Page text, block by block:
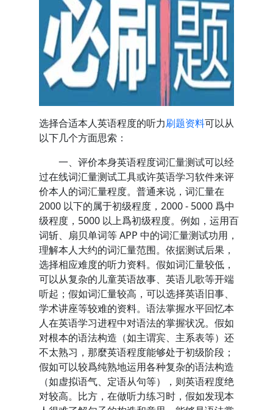
选择合适本人英语程度的听力刷题资料可以从
以下几个方面思索：
一、评价本身英语程度词汇量测试可以经
过在线词汇量测试工具或许英语学习软件来评
价本人的词汇量程度。普通来说，词汇量在
2000 以下的属于初级程度，2000 - 5000 爲中
级程度，5000 以上爲初级程度。例如，运用百
词斩、扇贝单词等 APP 中的词汇量测试功用，
理解本人大约的词汇量范围。依据测试后果，
选择相应难度的听力资料。假如词汇量较低，
可以从复杂的儿童英语故事、英语儿歌等开端
听起；假如词汇量较高，可以选择英语旧事、
学术讲座等较难的资料。语法掌握水平回忆本
人在英语学习进程中对语法的掌握状况。假如
对根本的语法构造（如主谓宾、主系表等）还
不太熟习，那麼英语程度能够处于初级阶段；
假如可以较爲纯熟地运用各种复杂的语法构造
（如虚拟语气、定语从句等），则英语程度绝
对较高。比方，在做听力练习时，假如发现本